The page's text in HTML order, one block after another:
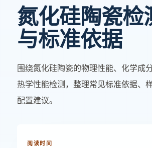
氮化硅陶瓷检
与标准依据
围绕氮化硅陶瓷的物理性能、化学成
热学性能检测，整理常见标准依据、
配置建议。
阅读时间